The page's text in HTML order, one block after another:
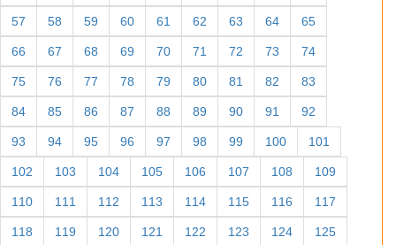
57 58 59 60 61 62 63 64 65
66 67 68 69 70 71 72 73 74
75 76 77 78 79 80 81 82 83
84 85 86 87 88 89 90 91 92
93 94 95 96 97 98 99 100 101
102 103 104 105 106 107 108 109
110 111 112 113 114 115 116 117
118 119 120 121 122 123 124 125